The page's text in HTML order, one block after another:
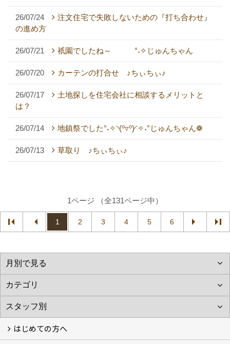
26/07/24
注文住宅で失敗しないための『打ち合わせ』
の進め方
26/07/21 祇園でしたね～ °˖✧じゅんちゃん
26/07/20 カーテンの打合せ ♪ちぃちぃ♪
26/07/17
土地探しを住宅会社に相談するメリットと
は？
26/07/14 地鎮祭でした°˖✧◝(⁰▿⁰)◜✧˖°じゅんちゃん❁
26/07/13 草取り ♪ちぃちぃ♪
1ページ （全131ページ中）
1 2 3 4 5 6
はじめての方へ